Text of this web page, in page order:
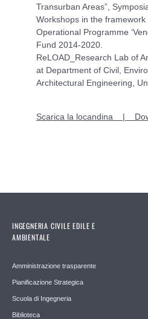
Transurban Areas”,
Workshops in the framework
Operational Programme
Fund 2014-2020.
ReLOAD_Research Lab of
at Department of Civil,
Architectural Engineering,
Scarica la locandina |
INGEGNERIA CIVILE EDILE E
AMBIENTALE
Amministrazione trasparente
Pianificazione Strategica
Scuola di Ingegneria
Biblioteca